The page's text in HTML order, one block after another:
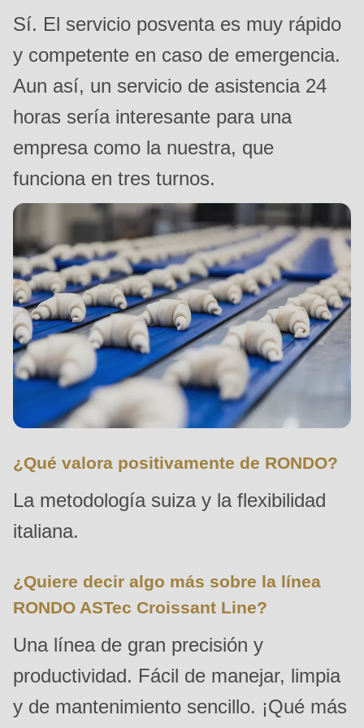
to
parameter
#1
of
type
string
deprecated
in
Drupal\rondo_contact\ContactService-
>Drupal\rondo_contact\
{closure}
()
(line
592
modules/custom/rondo_contact/src/ContactService.php).
Deprecated
Passing
to
parameter
($string)
of
string
Sí. El servicio posventa es muy rápido
y competente en caso de emergencia.
Aun así, un servicio de asistencia 24
horas sería interesante para una
empresa como la nuestra, que
funciona en tres turnos.
¿Qué valora positivamente de RONDO?
La metodología suiza y la flexibilidad
italiana.
¿Quiere decir algo más sobre la línea
RONDO ASTec Croissant Line?
Una línea de gran precisión y
productividad. Fácil de manejar, limpia
y de mantenimiento sencillo. ¡Qué más